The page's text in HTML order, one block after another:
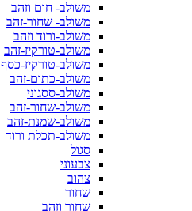
משולב- חום וזהב
משולב- שחור-זהב
משולב-ורוד וזהב
משולב-טורקיז-זהב
משולב-טורקיז-כסף
משולב-כתום-זהב
משולב-ססגוני
משולב-שחור-זהב
משולב-שמנת-זהב
משולב-תכלת ורוד
סגול
צבעוני
צהוב
שחור
שחור וזהב